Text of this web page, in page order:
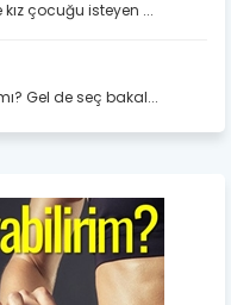
çocuğu isteyen ...
Gel de seç bakal...